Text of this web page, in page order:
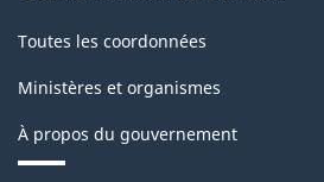
Toutes les coordonnées
Ministères et organismes
À propos du gouvernement